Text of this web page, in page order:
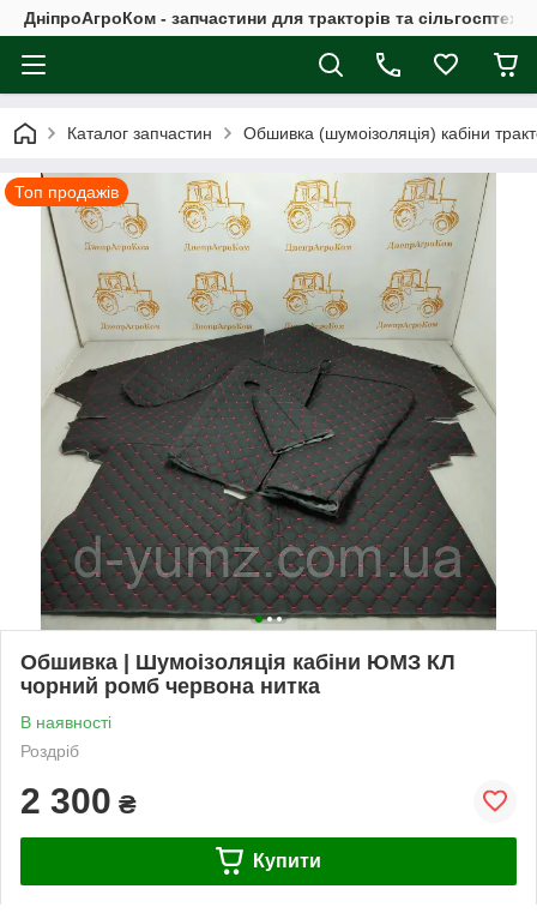
ДніпроАгроКом - запчастини для тракторів та
Каталог запчастин Обшивка (шумоізоляція) кабіни
Топ продажів
Обшивка | Шумоізоляція кабіни ЮМЗ КЛ
чорний ромб червона нитка
В наявності
Роздріб
2 300 ₴
Купити